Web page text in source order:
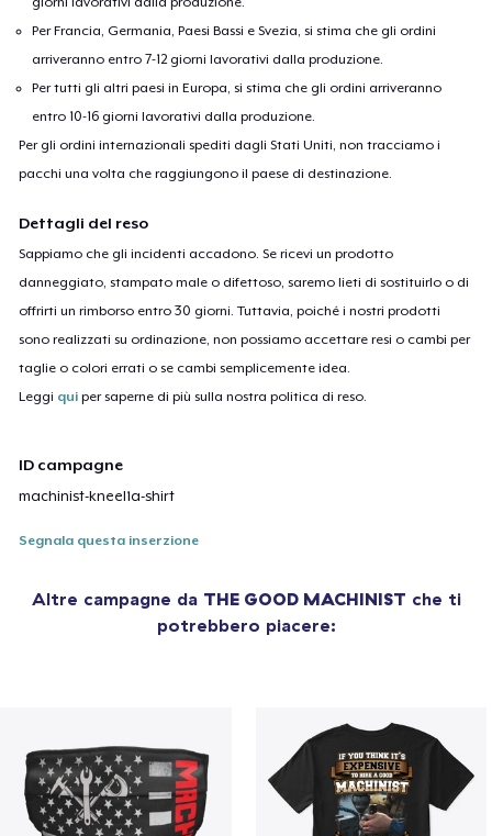
Per Francia, Germania, Paesi Bassi e Svezia, si stima che gli ordini
arriveranno entro 7-12 giorni lavorativi dalla produzione.
Per tutti gli altri paesi in Europa, si stima che gli ordini arriveranno
entro 10-16 giorni lavorativi dalla produzione.
Per gli ordini internazionali spediti dagli Stati Uniti, non tracciamo i
pacchi una volta che raggiungono il paese di destinazione.
Dettagli del reso
Sappiamo che gli incidenti accadono. Se ricevi un prodotto
danneggiato, stampato male o difettoso, saremo lieti di sostituirlo o di
offrirti un rimborso entro 30 giorni. Tuttavia, poiché i nostri prodotti
sono realizzati su ordinazione, non possiamo accettare resi o cambi per
taglie o colori errati o se cambi semplicemente idea.
Leggi qui per saperne di più sulla nostra politica di reso.
ID campagne
machinist-kneel1a-shirt
Segnala questa inserzione
Altre campagne da THE GOOD MACHINIST che ti
potrebbero piacere: